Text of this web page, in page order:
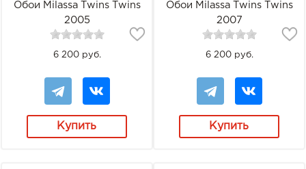
Обои Milassa Twins Twins
2005
6 200 руб.
Купить
Обои Milassa Twins Twins
2007
6 200 руб.
Купить